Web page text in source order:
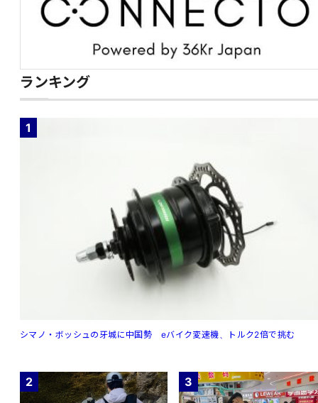
ランキング
1
シマノ・ボッシュの牙城に中国勢 eバイク変速機、トルク2倍で挑む
2 3